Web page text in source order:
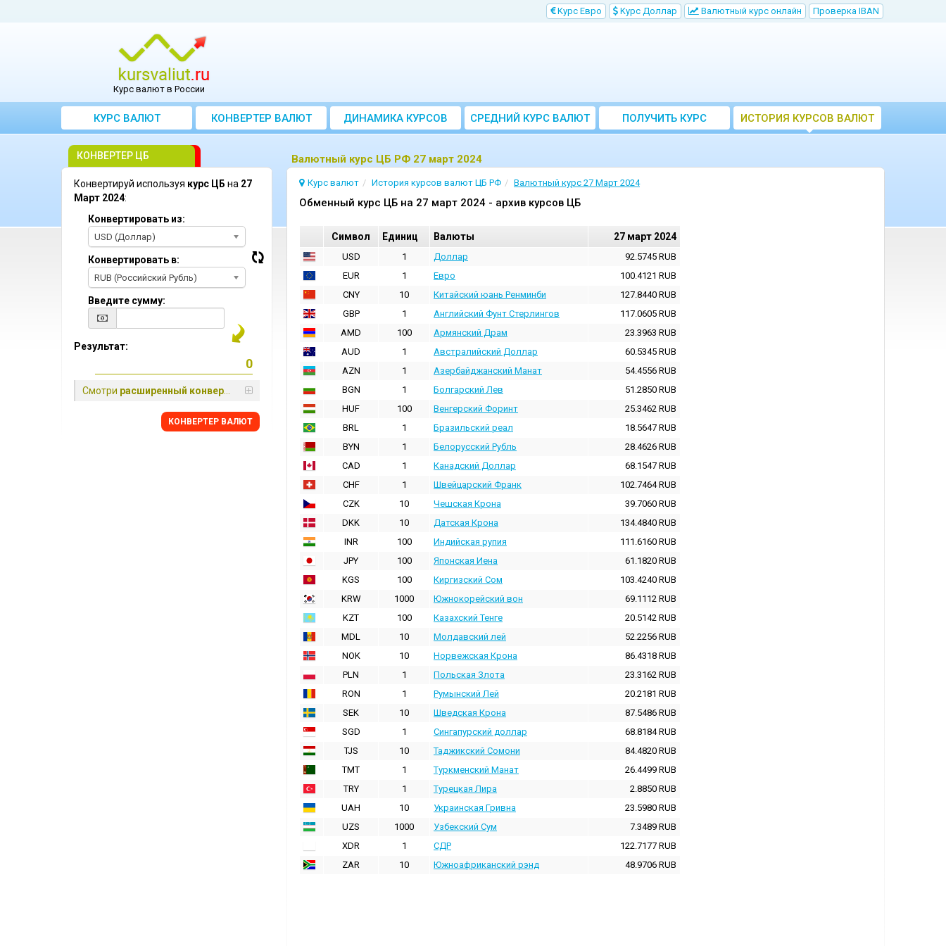
Kурс Евро Kурс Доллар Bалютный курс онлайн Проверка IBAN
Курс валют в России
КУРС ВАЛЮТ КОНВЕРТЕР ВАЛЮТ ДИНАМИКА КУРСОВ
CРЕДНИЙ КУРС ВАЛЮТ
ЗА МЕСЯЦ
ПОЛУЧИТЬ КУРС
ВАЛЮТ ЦБ
ИСТОРИЯ КУРСОВ ВАЛЮТ
ЦБ РФ
Bалютный курс ЦБ РФ 27 март 2024
Курс валют История курсов валют ЦБ РФ Валютный курс 27 Март 2024
Oбменный курс ЦБ на 27 март 2024 - архив курсов ЦБ
Cимвол Единиц Валюты 27 март 2024
USD 1 Доллар 92.5745 RUB
EUR
1 Евро 100.4121 RUB
CNY
10 Китайский юань Ренминби 127.8440 RUB
GBP
1 Английский Фунт Стерлингов 117.0605 RUB
AMD
100 Армянский Драм 23.3963 RUB
AUD
1 Австралийский Доллар 60.5345 RUB
AZN
1 Азербайджанский Манат 54.4556 RUB
BGN
1 Болгарский Лев 51.2850 RUB
HUF
100 Венгерский Форинт 25.3462 RUB
BRL
1 Бразильский реал 18.5647 RUB
BYN
1 Белорусский Рубль 28.4626 RUB
CAD
1 Канадский Доллар 68.1547 RUB
CHF
1 Швейцарский Франк 102.7464RUB
CZK
10 Чешская Крона 39.7060 RUB
DKK
10 Датская Крона 134.4840 RUB
INR
100 Индийская pупия 111.6160 RUB
JPY
100 Японская Иена 61.1820 RUB
KGS
100 Киргизский Сом 103.4240 RUB
KRW
1000 Южнокорейский вон 69.1112 RUB
KZT
100 Казахский Тенге 20.5142 RUB
MDL
10 Молдавский лей 52.2256 RUB
NOK
10 Норвежская Крона 86.4318 RUB
PLN
1 Польская Злота 23.3162 RUB
RON
1 Румынский Лей 20.2181 RUB
SEK
10 Шведская Крона 87.5486 RUB
SGD
1 Сингапурский доллар 68.8184RUB
TJS
10 Таджикский Сомони 84.4820 RUB
TMT
1 Туркменский Манат 26.4499 RUB
TRY
1 Турецкая Лира 2.8850 RUB
UAH
10 Украинская Гривна 23.5980 RUB
UZS
1000 Узбекский Сум 7.3489 RUB
XDR
1 СДР 122.7177 RUB
ZAR
10 Южноафриканский рэнд 48.9706 RUB
КОНВЕРТЕР ЦБ
Конвертируй используя курс ЦБ на 27
Март 2024:
Конвертировать из:
USD (Доллар)
Конвертировать в:
RUB (Российский Рубль)
Введите сумму:
Результат:
Смотри расширенный конвертер
КОНВЕРТЕР ВАЛЮТ